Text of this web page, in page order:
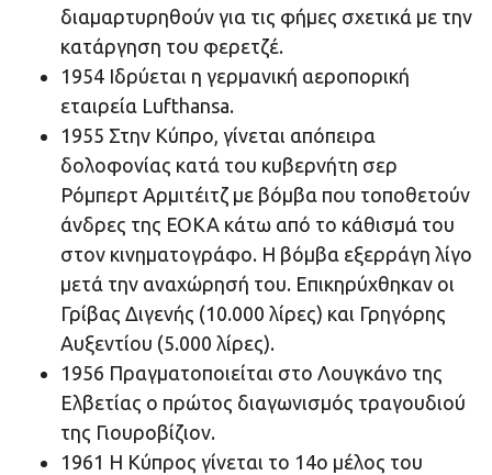
διαμαρτυρηθούν για τις φήμες σχετικά με την
κατάργηση του φερετζέ.
1954 Ιδρύεται η γερμανική αεροπορική
εταιρεία Lufthansa.
1955 Στην Κύπρο, γίνεται απόπειρα
δολοφονίας κατά του κυβερνήτη σερ
Ρόμπερτ Αρμιτέιτζ με βόμβα που τοποθετούν
άνδρες της ΕΟΚΑ κάτω από το κάθισμά του
στον κινηματογράφο. Η βόμβα εξερράγη λίγο
μετά την αναχώρησή του. Επικηρύχθηκαν οι
Γρίβας Διγενής (10.000 λίρες) και Γρηγόρης
Αυξεντίου (5.000 λίρες).
1956 Πραγματοποιείται στο Λουγκάνο της
Ελβετίας ο πρώτος διαγωνισμός τραγουδιού
της Γιουροβίζιον.
1961 Η Κύπρος γίνεται το 14ο μέλος του